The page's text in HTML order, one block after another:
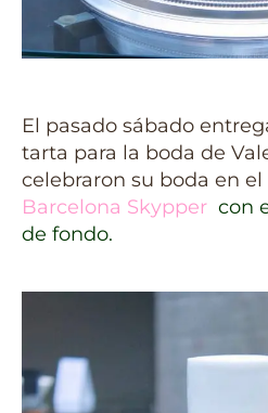
El pasado sábado
tarta para la boda de
celebraron su boda en el
Barcelona Skypper con
de fondo.